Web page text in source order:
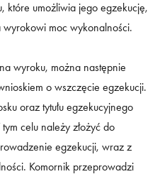
które umożliwia jego egzekucję,
moc wykonalności.
wyroku, można następnie
o wszczęcie egzekucji.
oraz tytułu egzekucyjnego
celu należy złożyć do
egzekucji, wraz z
Komornik przeprowadzi